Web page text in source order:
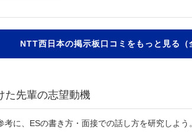
NTT西日本の掲示板口コミをもっと見る（
た先輩の志望動機
に、ESの書き方・面接での話し方を研究しよう。